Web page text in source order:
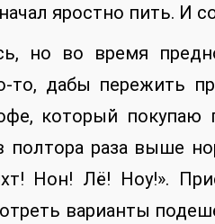
яростно пить. И
но во время
то, дабы пережить
который покупаю
полтора раза выше
Нон! Лё! Ноу!».
варианты